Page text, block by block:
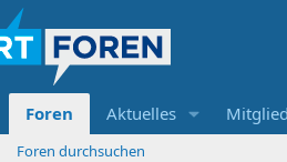
Foren Aktuelles
Foren durchsuchen